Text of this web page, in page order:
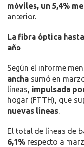
móviles, un 5,4%
anterior.
La fibra óptica
año
Según el informe
ancha sumó en
líneas, impulsada
hogar (FTTH), que
nuevas líneas.
El total de líneas de
6,1% respecto a